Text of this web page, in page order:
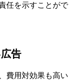
任を示すことがで
告
費用対効果も高い